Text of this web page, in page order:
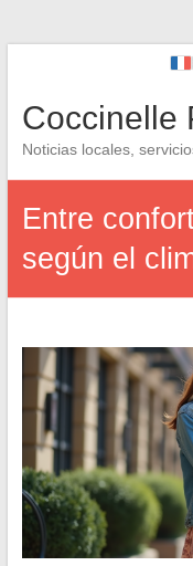
Coccinelle
Noticias locales,
Entre
según el